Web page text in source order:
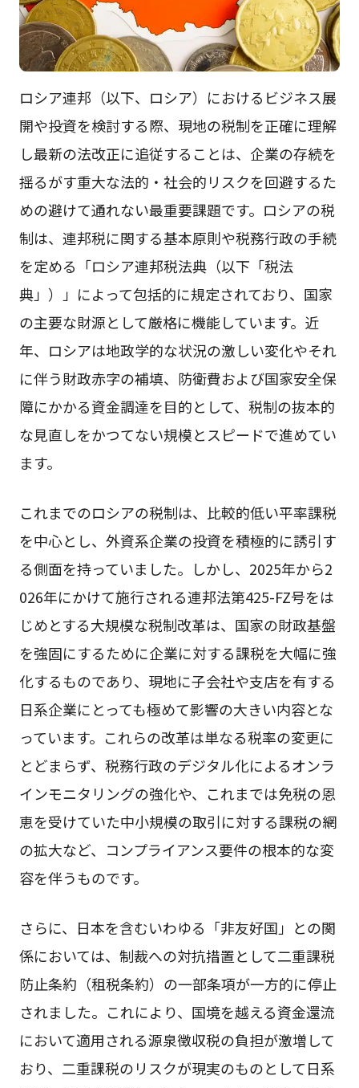
ロシア連邦（以下、ロシア）におけるビジネス展
開や投資を検討する際、現地の税制を正確に理解
し最新の法改正に追従することは、企業の存続を
揺るがす重大な法的・社会的リスクを回避するた
めの避けて通れない最重要課題です。ロシアの税
制は、連邦税に関する基本原則や税務行政の手続
を定める「ロシア連邦税法典（以下「税法
典」）」によって包括的に規定されており、国家
の主要な財源として厳格に機能しています。近
年、ロシアは地政学的な状況の激しい変化やそれ
に伴う財政赤字の補填、防衛費および国家安全保
障にかかる資金調達を目的として、税制の抜本的
な見直しをかつてない規模とスピードで進めてい
ます。
これまでのロシアの税制は、比較的低い平率課税
を中心とし、外資系企業の投資を積極的に誘引す
る側面を持っていました。しかし、2025年から2
026年にかけて施行される連邦法第425-FZ号をは
じめとする大規模な税制改革は、国家の財政基盤
を強固にするために企業に対する課税を大幅に強
化するものであり、現地に子会社や支店を有する
日系企業にとっても極めて影響の大きい内容とな
っています。これらの改革は単なる税率の変更に
とどまらず、税務行政のデジタル化によるオンラ
インモニタリングの強化や、これまでは免税の恩
恵を受けていた中小規模の取引に対する課税の網
の拡大など、コンプライアンス要件の根本的な変
容を伴うものです。
さらに、日本を含むいわゆる「非友好国」との関
係においては、制裁への対抗措置として二重課税
防止条約（租税条約）の一部条項が一方的に停止
されました。これにより、国境を越える資金還流
において適用される源泉徴収税の負担が激増して
おり、二重課税のリスクが現実のものとして日系